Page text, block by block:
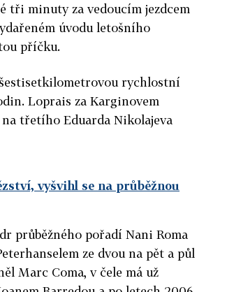
tři minuty za vedoucím jezdcem
úvodu letošního
příčku.
rychlostní
Loprais za Karginovem
třetího Eduarda Nikolajeva
vyšvihl se na průběžnou
průběžného pořadí Nani Roma
ze dvou na pět a půl
Marc Coma, v čele má už